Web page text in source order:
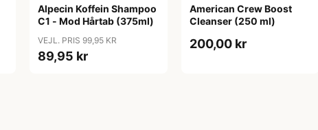
Alpecin Koffein Shampoo
C1 - Mod Hårtab (375ml)
VEJL. PRIS 99,95 KR
89,95 kr
American Crew Boost
Cleanser (250 ml)
200,00 kr